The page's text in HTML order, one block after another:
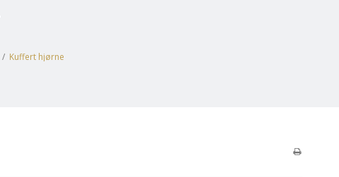
/ Kuffert hjørne